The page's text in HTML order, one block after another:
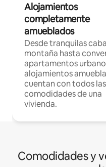
Alojamientos
completamente
amueblados
Desde tranquilas
montaña hasta
apartamentos
alojamientos
cuentan con todos las
comodidades de una
vivienda.
Comodidades y